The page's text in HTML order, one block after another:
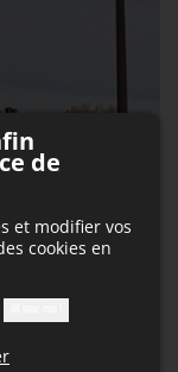
de
et modifier vos
cookies en